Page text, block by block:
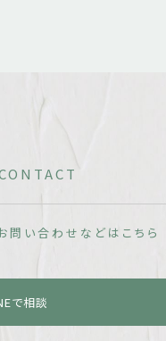
問い合わせなどはこちら
で相談